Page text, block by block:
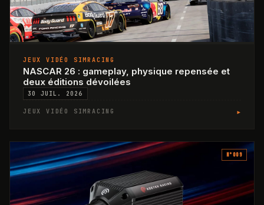
JEUX VIDÉO SIMRACING
NASCAR 26 : gameplay, physique repensée et
deux éditions dévoilées
30 JUIL. 2026
JEUX VIDÉO SIMRACING ▸
N°009